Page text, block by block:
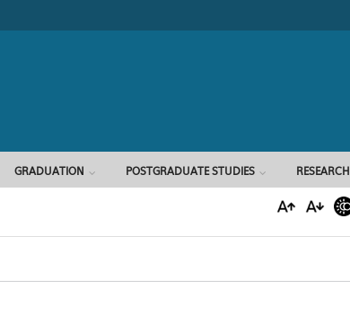
Search form
GRADUATION POSTGRADUATE STUDIES RESEARCH